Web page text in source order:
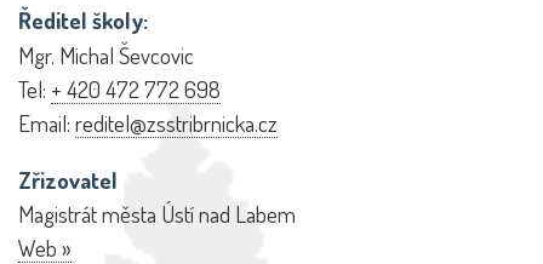
Ředitel školy:
Mgr. Michal Ševcovic
Tel: + 420 472 772 698
Email: reditel@zsstribrnicka.cz
Zřizovatel
Magistrát města Ústí nad Labem
Web »